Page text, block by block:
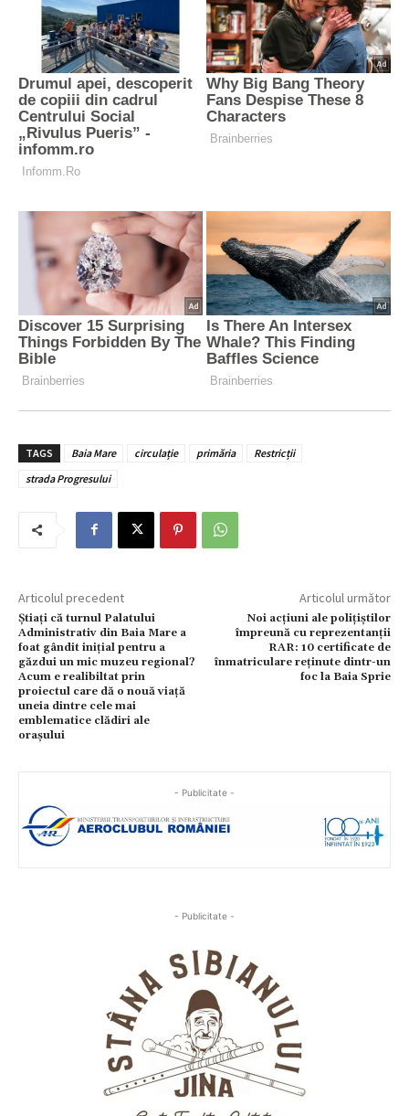
TAGS Baia Mare circulație primăria
Restricții
strada Progresului
Articolul precedent
Știați că turnul Palatului
Administrativ din Baia Mare a
foat gândit inițial pentru a
găzdui un mic muzeu regional?
Acum e realibiltat prin
proiectul care dă o nouă viață
uneia dintre cele mai
emblematice clădiri ale
orașului
Articolul următor
Noi acțiuni ale polițiștilor
împreună cu reprezentanții
RAR: 10 certificate de
înmatriculare reținute dintr-un
foc la Baia Sprie
- Publicitate -
- Publicitate -